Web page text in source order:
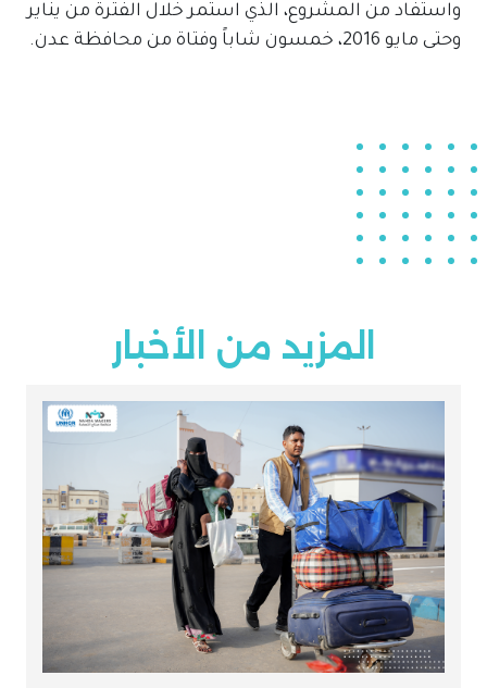
واستفاد من المشروع، الذي استمر خلال الفترة من يناير
وحتى مايو 2016، خمسون شاباً وفتاة من محافظة عدن.
المزيد من الأخبار